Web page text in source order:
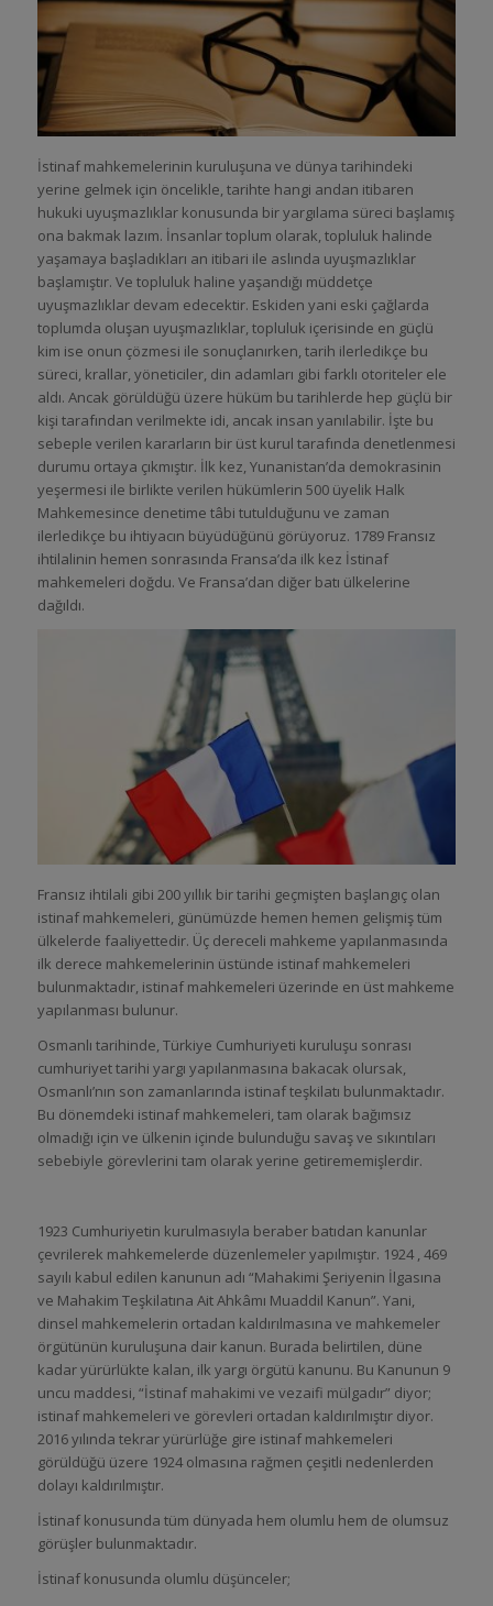
İstinaf mahkemelerinin kuruluşuna ve dünya tarihindeki
yerine gelmek için öncelikle, tarihte hangi andan itibaren
hukuki uyuşmazlıklar konusunda bir yargılama süreci başlamış
ona bakmak lazım. İnsanlar toplum olarak, topluluk halinde
yaşamaya başladıkları an itibari ile aslında uyuşmazlıklar
başlamıştır. Ve topluluk haline yaşandığı müddetçe
uyuşmazlıklar devam edecektir. Eskiden yani eski çağlarda
toplumda oluşan uyuşmazlıklar, topluluk içerisinde en güçlü
kim ise onun çözmesi ile sonuçlanırken, tarih ilerledikçe bu
süreci, krallar, yöneticiler, din adamları gibi farklı otoriteler ele
aldı. Ancak görüldüğü üzere hüküm bu tarihlerde hep güçlü bir
kişi tarafından verilmekte idi, ancak insan yanılabilir. İşte bu
sebeple verilen kararların bir üst kurul tarafında denetlenmesi
durumu ortaya çıkmıştır. İlk kez, Yunanistan’da demokrasinin
yeşermesi ile birlikte verilen hükümlerin 500 üyelik Halk
Mahkemesince denetime tâbi tutulduğunu ve zaman
ilerledikçe bu ihtiyacın büyüdüğünü görüyoruz. 1789 Fransız
ihtilalinin hemen sonrasında Fransa’da ilk kez İstinaf
mahkemeleri doğdu. Ve Fransa’dan diğer batı ülkelerine
dağıldı.
Fransız ihtilali gibi 200 yıllık bir tarihi geçmişten başlangıç olan
istinaf mahkemeleri, günümüzde hemen hemen gelişmiş tüm
ülkelerde faaliyettedir. Üç dereceli mahkeme yapılanmasında
ilk derece mahkemelerinin üstünde istinaf mahkemeleri
bulunmaktadır, istinaf mahkemeleri üzerinde en üst mahkeme
yapılanması bulunur.
Osmanlı tarihinde, Türkiye Cumhuriyeti kuruluşu sonrası
cumhuriyet tarihi yargı yapılanmasına bakacak olursak,
Osmanlı’nın son zamanlarında istinaf teşkilatı bulunmaktadır.
Bu dönemdeki istinaf mahkemeleri, tam olarak bağımsız
olmadığı için ve ülkenin içinde bulunduğu savaş ve sıkıntıları
sebebiyle görevlerini tam olarak yerine getirememişlerdir.
1923 Cumhuriyetin kurulmasıyla beraber batıdan kanunlar
çevrilerek mahkemelerde düzenlemeler yapılmıştır. 1924 , 469
sayılı kabul edilen kanunun adı “Mahakimi Şeriyenin İlgasına
ve Mahakim Teşkilatına Ait Ahkâmı Muaddil Kanun”. Yani,
dinsel mahkemelerin ortadan kaldırılmasına ve mahkemeler
örgütünün kuruluşuna dair kanun. Burada belirtilen, düne
kadar yürürlükte kalan, ilk yargı örgütü kanunu. Bu Kanunun 9
uncu maddesi, “İstinaf mahakimi ve vezaifi mülgadır” diyor;
istinaf mahkemeleri ve görevleri ortadan kaldırılmıştır diyor.
2016 yılında tekrar yürürlüğe gire istinaf mahkemeleri
görüldüğü üzere 1924 olmasına rağmen çeşitli nedenlerden
dolayı kaldırılmıştır.
İstinaf konusunda tüm dünyada hem olumlu hem de olumsuz
görüşler bulunmaktadır.
İstinaf konusunda olumlu düşünceler;